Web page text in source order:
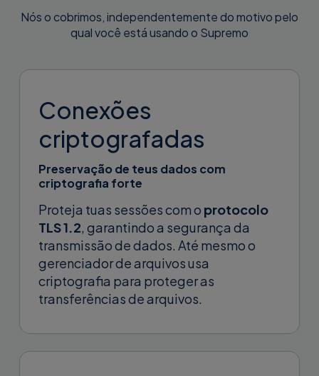
Nós o cobrimos, independentemente do motivo pelo
qual você está usando o Supremo
Conexões
criptografadas
Preservação de teus dados com
criptografia forte
Proteja tuas sessões com o protocolo
TLS 1.2 , garantindo a segurança da
transmissão de dados. Até mesmo o
gerenciador de arquivos usa
criptografia para proteger as
transferências de arquivos.